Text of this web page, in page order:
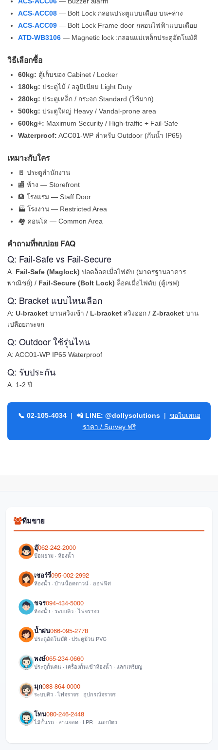
ACS-ACC08 — Bolt Lock กลอนประตูแบบเดือย บน+ล่าง
ACS-ACC09 — Bolt Lock Frame door กลอนไฟฟ้าแบบเดือย
ATD-WB3106 — Magnetic lock :กลอนแม่เหล็กประตูอัตโนมัติ
วิธีเลือกซื้อ
60kg: ตู้เก็บของ Cabinet / Locker
180kg: ประตูไม้ / อลูมิเนียม Light Duty
280kg: ประตูเหล็ก / กระจก Standard (ใช้มาก)
500kg: ประตูใหญ่ Heavy / Vandal-prone area
600kg+: Maximum Security / High-traffic + Fail-Safe
Waterproof: ACC01-WP สำหรับ Outdoor (กันน้ำ IP65)
เหมาะกับใคร
🚪 ประตูสำนักงาน
🏬 ห้าง — Storefront
🏨 โรงแรม — Staff Door
🏭 โรงงาน — Restricted Area
🏘 คอนโด — Common Area
คำถามที่พบบ่อย FAQ
Q: Fail-Safe vs Fail-Secure
A: Fail-Safe (Maglock) ปลดล็อคเมื่อไฟดับ (มาตรฐานอาคาร
พาณิชย์) / Fail-Secure (Bolt Lock) ล็อคเมื่อไฟดับ (ตู้เซฟ)
Q: Bracket แบบไหนเลือก
A: U-bracket บานสวิงเข้า / L-bracket สวิงออก / Z-bracket บาน
เปลือยกระจก
Q: Outdoor ใช้รุ่นไหน
A: ACC01-WP IP65 Waterproof
Q: รับประกัน
A: 1-2 ปี
📞 02-105-4034| 📲 LINE: @dollysolutions| ขอใบเสนอ
ราคา / Survey ฟรี
ทีมขาย
อุ๊062-242-2000
ป้อมยาม · ห้องน้ำ
เชอร์รี่095-002-2992
ห้องน้ำ · บ้านน็อคดาวน์ · ออฟฟิศ
ขจร094-434-5000
ห้องน้ำ · ระบบคิว · ไฟจราจร
น้ำฝน066-095-2778
ประตูอัตโนมัติ · ประตูม้วน PVC
พงษ์065-234-0660
ประตูกั้นคน · เครื่องกั้นเข้าห้องน้ำ · แลกเหรียญ
มุก088-864-0000
ระบบคิว · ไฟจราจร · อุปกรณ์จราจร
โทน080-246-2448
ไม้กั้นรถ · ลานจอด · LPR · แลกบัตร